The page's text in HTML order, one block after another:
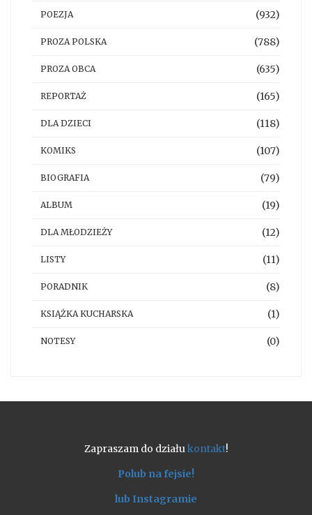
POEZJA (932)
PROZA POLSKA (788)
PROZA OBCA (635)
REPORTAŻ (165)
DLA DZIECI (118)
KOMIKS (107)
BIOGRAFIA (79)
ALBUM (19)
DLA MŁODZIEŻY (12)
LISTY (11)
PORADNIK (8)
KSIĄŻKA KUCHARSKA (1)
NOTESY (0)
Zapraszam do działukontakt!
Polub na fejsie!
lub Instagramie